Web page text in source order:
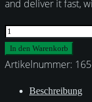
and deliver it fast,
Vincent
Menge
In den Warenkorb
Artikelnummer:
Beschreibung